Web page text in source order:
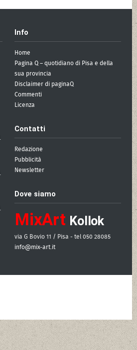
Info
Home
Pagina Q – quotidiano di Pisa e della
sua provincia
Disclaimer di paginaQ
Commenti
Licenza
Contatti
Redazione
Pubblicità
Newsletter
Dove siamo
MixArt Kollok
via G Bovio 11 / Pisa - tel 050 28085
info@mix-art.it